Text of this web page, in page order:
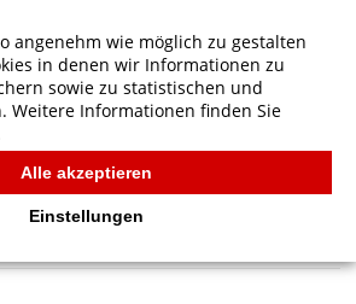
Hooded Sweat
angenehm wie möglich zu gestalten
in denen wir Informationen zu
sowie zu statistischen und
Weitere Informationen finden Sie
Alle akzeptieren
Einstellungen